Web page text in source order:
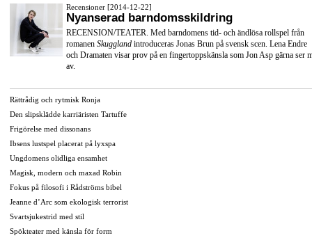
Recensioner [2014-12-22]
Nyanserad barndomsskildring
RECENSION/TEATER. Med barndomens tid- och ändlösa rollspel från
romanen Skuggland introduceras Jonas Brun på svensk scen. Lena Endre
och Dramaten visar prov på en fingertoppskänsla som Jon Asp gärna ser
av.
Rättrådig och rytmisk Ronja
Den slipsklädde karriäristen Tartuffe
Frigörelse med dissonans
Ibsens lustspel placerat på lyxspa
Ungdomens olidliga ensamhet
Magisk, modern och maxad Robin
Fokus på filosofi i Rådströms bibel
Jeanne d’Arc som ekologisk terrorist
Svartsjukestrid med stil
Spökteater med känsla för form